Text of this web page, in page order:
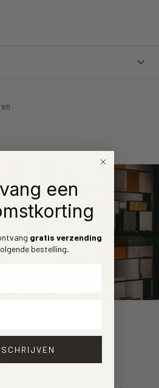
kopen
een
gratis verzending
bestelling.